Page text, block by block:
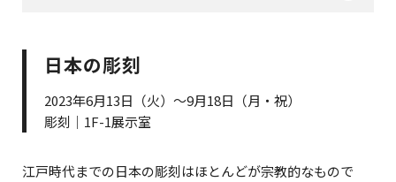
日本の彫刻
2023年6月13日（火）～9月18日（月・祝）
彫刻｜1F-1展示室
江戸時代までの日本の彫刻はほとんどが宗教的なもので